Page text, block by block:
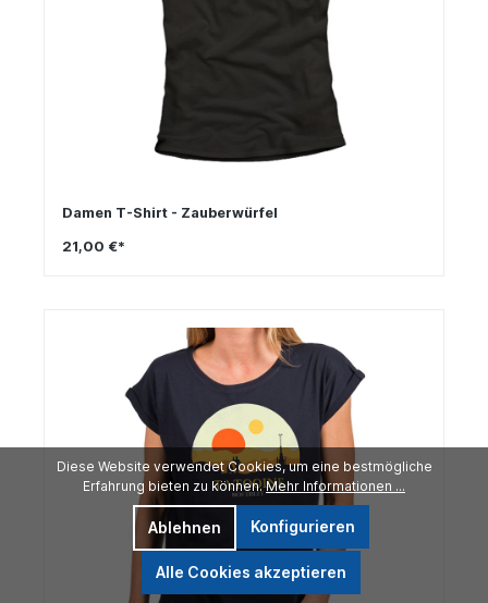
Damen T-Shirt - Zauberwürfel
21,00 €*
Diese Website verwendet Cookies, um eine bestmögliche
Erfahrung bieten zu können.Mehr Informationen ...
Ablehnen Konfigurieren
Alle Cookies akzeptieren